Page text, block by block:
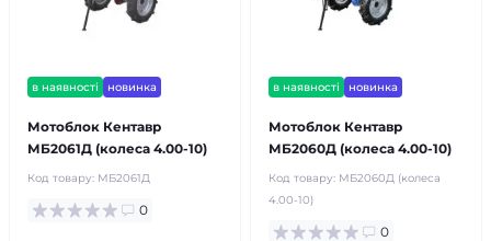
в наявності новинка
Мотоблок Кентавр
МБ2061Д (колеса 4.00-10)
Код товару: МБ2061Д
0
в наявності новинка
Мотоблок Кентавр
МБ2060Д (колеса 4.00-10)
Код товару: МБ2060Д (колеса
4.00-10)
0